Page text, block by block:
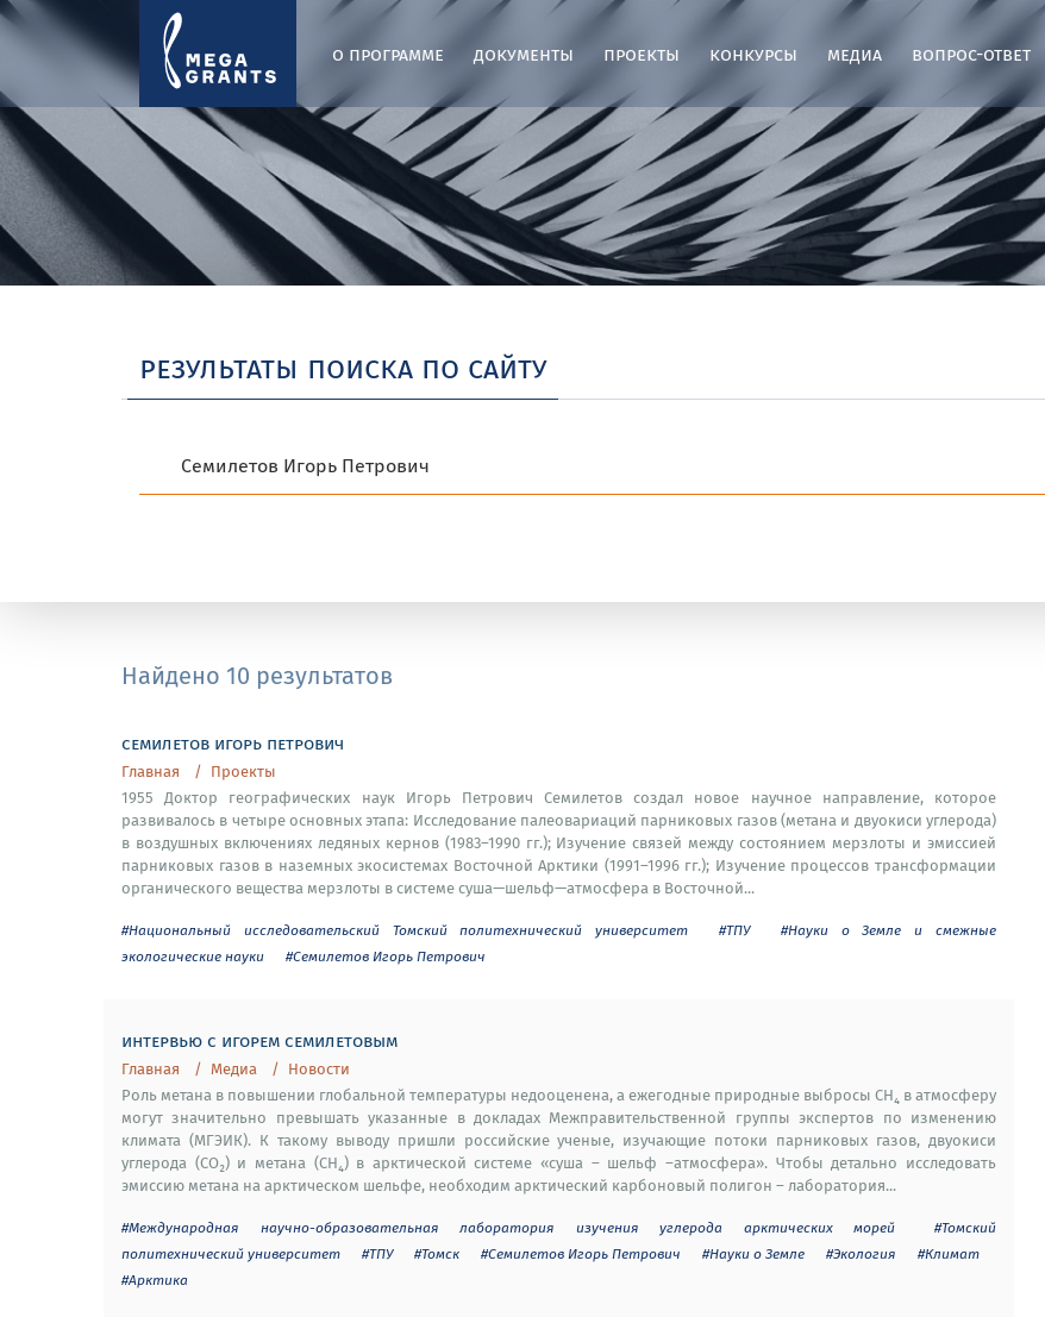
о программе документы проекты конкурсы медиа вопрос-ответ
результаты поиска по сайту
Найдено 10 результатов
семилетов игорь петрович
Главная
Проекты
1955 Доктор географических наук Игорь Петрович Семилетов создал новое научное направление, которое
развивалось в четыре основных этапа: Исследование палеовариаций парниковых газов (метана и двуокиси углерода)
в воздушных включениях ледяных кернов (1983–1990 гг.); Изучение связей между состоянием мерзлоты и эмиссией
парниковых газов в наземных экосистемах Восточной Арктики (1991–1996 гг.); Изучение процессов трансформации
органического вещества мерзлоты в системе суша—шельф—атмосфера в Восточной...
#Национальный исследовательский Томский политехнический университет #ТПУ
#Науки о Земле и смежные
экологические науки
#Семилетов Игорь Петрович
интервью с игорем семилетовым
Главная Медиа
Новости
Роль метана в повышении глобальной температуры недооценена, а ежегодные природные выбросы СН₄ в атмосферу
могут значительно превышать указанные в докладах Межправительственной группы экспертов по изменению
климата (МГЭИК). К такому выводу пришли российские ученые, изучающие потоки парниковых газов, двуокиси
углерода (CO₂) и метана (СН₄) в арктической системе «суша ― шельф ―атмосфера». Чтобы детально исследовать
эмиссию метана на арктическом шельфе, необходим арктический карбоновый полигон ― лаборатория...
#Международная научно-образовательная лаборатория изучения углерода арктических морей
#Томский
политехнический университет
#ТПУ #Томск #Семилетов Игорь Петрович #Науки о Земле #Экология
#Климат
#Арктика